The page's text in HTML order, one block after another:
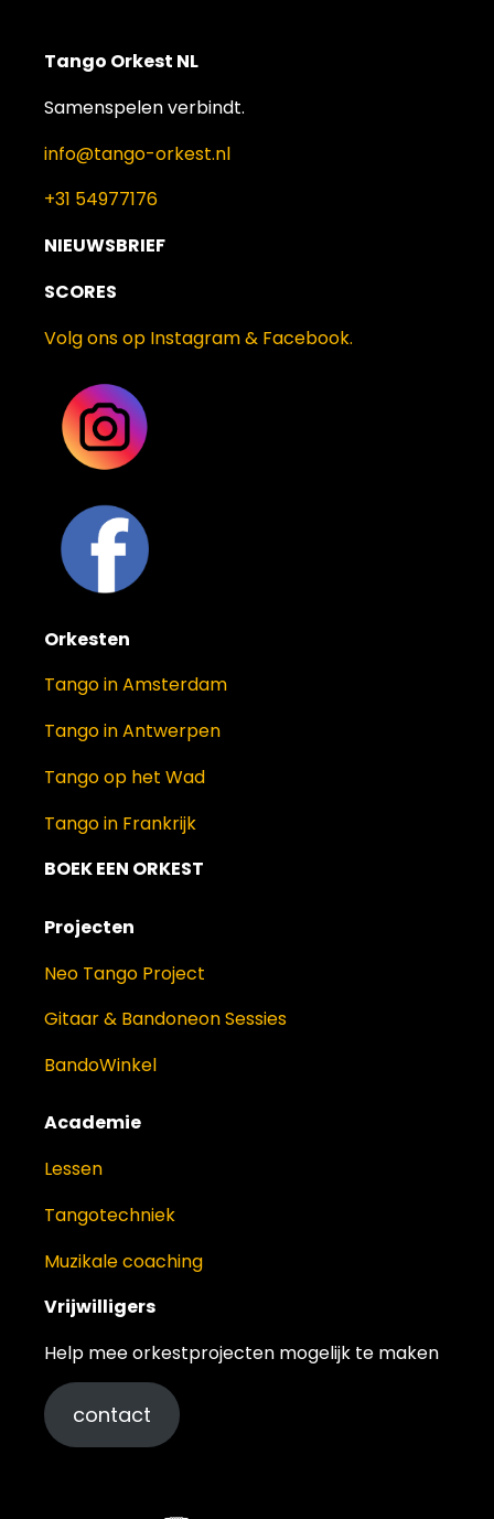
Tango Orkest NL
Samenspelen verbindt.
info@tango-orkest.nl
+31 54977176
NIEUWSBRIEF
SCORES
Volg ons op Instagram & Facebook.
Orkesten
Tango in Amsterdam
Tango in Antwerpen
Tango op het Wad
Tango in Frankrijk
BOEK EEN ORKEST
Projecten
Neo Tango Project
Gitaar & Bandoneon Sessies
BandoWinkel
Academie
Lessen
Tangotechniek
Muzikale coaching
Vrijwilligers
Help mee orkestprojecten mogelijk te maken
contact